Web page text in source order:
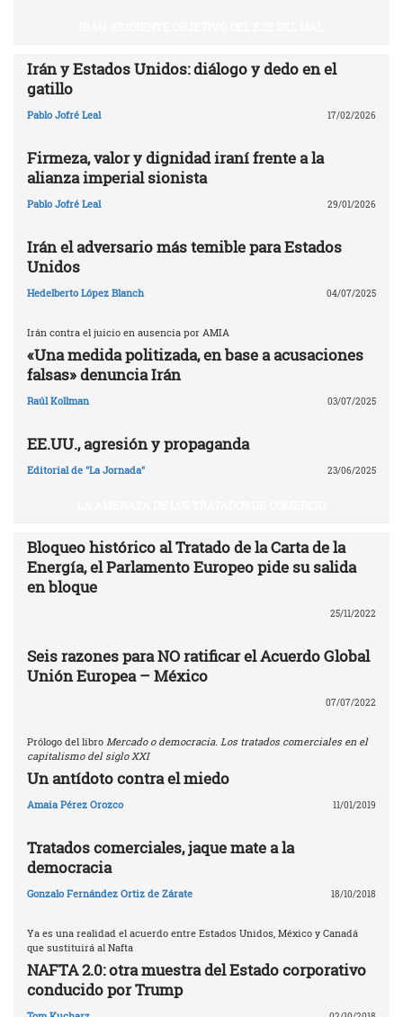
Irán y Estados Unidos: diálogo y dedo en el
gatillo
Pablo Jofré Leal 17/02/2026
Firmeza, valor y dignidad iraní frente a la
alianza imperial sionista
Pablo Jofré Leal 29/01/2026
Irán el adversario más temible para Estados
Unidos
Hedelberto López Blanch 04/07/2025
Irán contra el juicio en ausencia por AMIA
«Una medida politizada, en base a acusaciones
falsas» denuncia Irán
Raúl Kollman 03/07/2025
EE.UU., agresión y propaganda
Editorial de "La Jornada" 23/06/2025
Bloqueo histórico al Tratado de la Carta de la
Energía, el Parlamento Europeo pide su salida
en bloque
25/11/2022
Seis razones para NO ratificar el Acuerdo Global
Unión Europea – México
07/07/2022
Prólogo del libro Mercado o democracia. Los tratados comerciales en el
capitalismo del siglo XXI
Un antídoto contra el miedo
Amaia Pérez Orozco 11/01/2019
Tratados comerciales, jaque mate a la
democracia
Gonzalo Fernández Ortiz de Zárate 18/10/2018
Ya es una realidad el acuerdo entre Estados Unidos, México y Canadá
que sustituirá al Nafta
NAFTA 2.0: otra muestra del Estado corporativo
conducido por Trump